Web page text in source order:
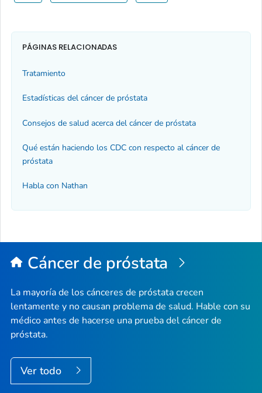
PÁGINAS RELACIONADAS
Tratamiento
Estadísticas del cáncer de próstata
Consejos de salud acerca del cáncer de próstata
Qué están haciendo los CDC con respecto al cáncer de
próstata
Habla con Nathan
Cáncer de próstata
La mayoría de los cánceres de próstata crecen
lentamente y no causan problema de salud. Hable con su
médico antes de hacerse una prueba del cáncer de
próstata.
Ver todo